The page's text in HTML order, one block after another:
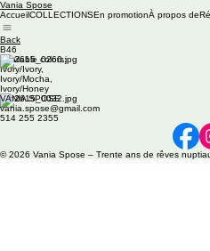
Vania Spose
AccueilCOLLECTIONSEn promotionÀ propos de
Back
B46
Available colors:
Ivory/Ivory,
Ivory/Mocha,
Ivory/Honey
VANIA SPOSE
vania.spose@gmail.com
514 255 2355
© 2026 Vania Spose – Trente ans de rêves